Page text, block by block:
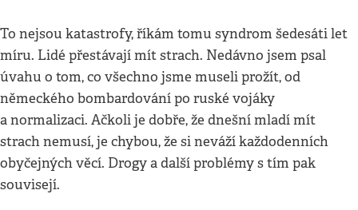
To nejsou katastrofy, říkám tomu syndrom šedesáti let
míru. Lidé přestávají mít strach. Nedávno jsem psal
úvahu o tom, co všechno jsme museli prožít, od
německého bombardování po ruské vojáky
a normalizaci. Ačkoli je dobře, že dnešní mladí mít
strach nemusí, je chybou, že si neváží každodenních
obyčejných věcí. Drogy a další problémy s tím pak
souvisejí.